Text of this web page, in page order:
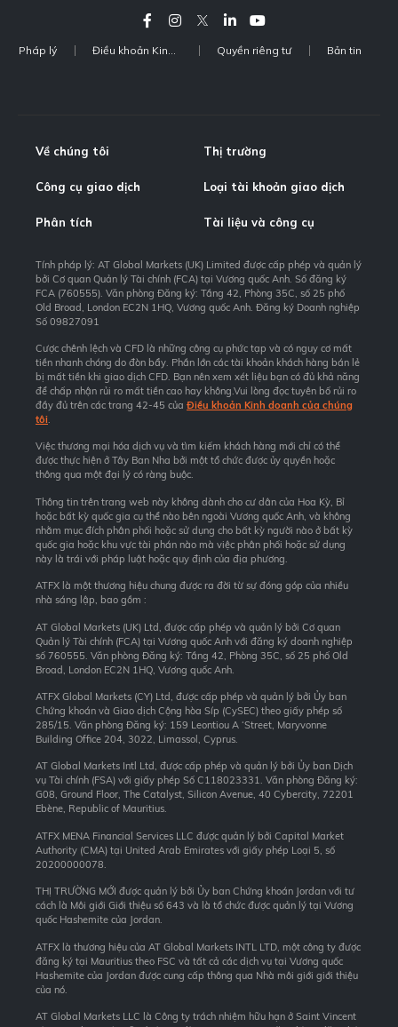
Pháp lý Quyền riêng tư Bản tin
Về chúng tôi Thị trường
Công cụ giao dịch Loại tài khoản giao dịch
Phân tích Tài liệu và công cụ
Tính pháp lý: AT Global Markets (UK) Limited được cấp phép và quản lý
bởi Cơ quan Quản lý Tài chính (FCA) tại Vương quốc Anh. Số đăng ký
FCA (760555). Văn phòng Đăng ký: Tầng 42, Phòng 35C, số 25 phố
Old Broad, London EC2N 1HQ, Vương quốc Anh. Đăng ký Doanh nghiệp
Số 09827091
Cược chênh lệch và CFD là những công cụ phức tạp và có nguy cơ mất
tiền nhanh chóng do đòn bẩy. Phần lớn các tài khoản khách hàng bán lẻ
bị mất tiền khi giao dịch CFD. Bạn nên xem xét liệu bạn có đủ khả năng
để chấp nhận rủi ro mất tiền cao hay không.Vui lòng đọc tuyên bố rủi ro
đầy đủ trên các trang 42-45 của Điều khoản Kinh doanh của chúng
tôi.
Việc thương mại hóa dịch vụ và tìm kiếm khách hàng mới chỉ có thể
được thực hiện ở Tây Ban Nha bởi một tổ chức được ủy quyền hoặc
thông qua một đại lý có ràng buộc.
Thông tin trên trang web này không dành cho cư dân của Hoa Kỳ, Bỉ
hoặc bất kỳ quốc gia cụ thể nào bên ngoài Vương quốc Anh, và không
nhằm mục đích phân phối hoặc sử dụng cho bất kỳ người nào ở bất kỳ
quốc gia hoặc khu vực tài phán nào mà việc phân phối hoặc sử dụng
này là trái với pháp luật hoặc quy định của địa phương.
ATFX là một thương hiệu chung được ra đời từ sự đóng góp của nhiều
nhà sáng lập, bao gồm :
AT Global Markets (UK) Ltd, được cấp phép và quản lý bởi Cơ quan
Quản lý Tài chính (FCA) tại Vương quốc Anh với đăng ký doanh nghiệp
số 760555. Văn phòng Đăng ký: Tầng 42, Phòng 35C, số 25 phố Old
Broad, London EC2N 1HQ, Vương quốc Anh.
ATFX Global Markets (CY) Ltd, được cấp phép và quản lý bởi Ủy ban
Chứng khoán và Giao dịch Cộng hòa Síp (CySEC) theo giấy phép số
285/15. Văn phòng Đăng ký: 159 Leontiou A ‘Street, Maryvonne
Building Office 204, 3022, Limassol, Cyprus.
AT Global Markets Intl Ltd, được cấp phép và quản lý bởi Ủy ban Dịch
vụ Tài chính (FSA) với giấy phép Số C118023331. Văn phòng Đăng ký:
G08, Ground Floor, The Catalyst, Silicon Avenue, 40 Cybercity, 72201
Ebène, Republic of Mauritius.
ATFX MENA Financial Services LLC được quản lý bởi Capital Market
Authority (CMA) tại United Arab Emirates với giấy phép Loại 5, số
20200000078.
THỊ TRƯỜNG MỚI được quản lý bởi Ủy ban Chứng khoán Jordan với tư
cách là Môi giới Giới thiệu số 643 và là tổ chức được quản lý tại Vương
quốc Hashemite của Jordan.
ATFX là thương hiệu của AT Global Markets INTL LTD, một công ty được
đăng ký tại Mauritius theo FSC và tất cả các dịch vụ tại Vương quốc
Hashemite của Jordan được cung cấp thông qua Nhà môi giới giới thiệu
của nó.
AT Global Markets LLC là Công ty trách nhiệm hữu hạn ở Saint Vincent